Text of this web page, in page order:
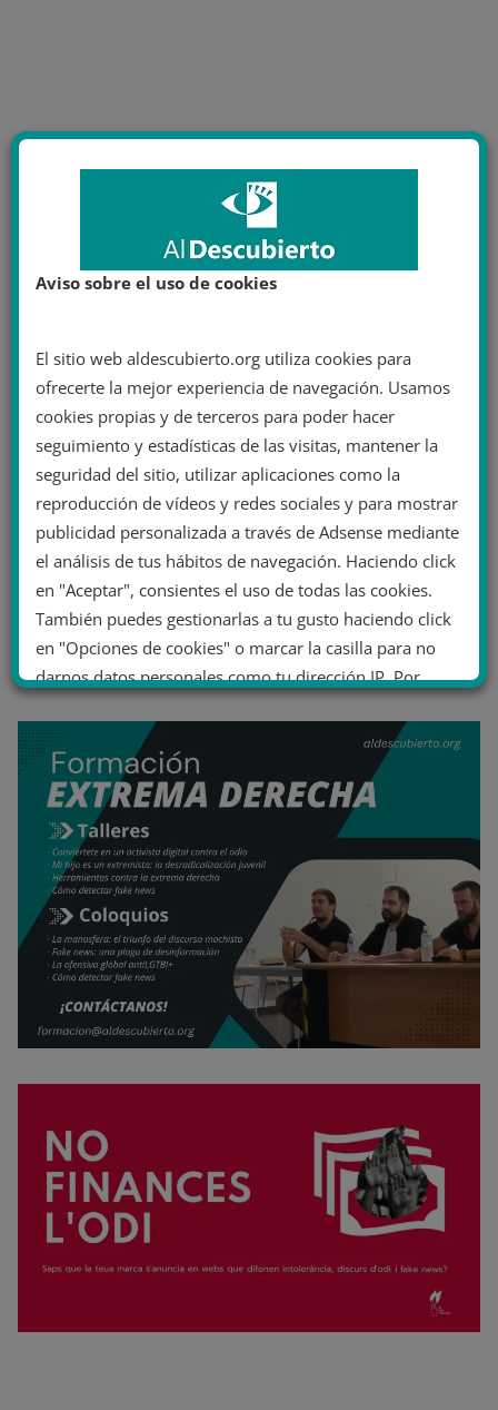
Aviso sobre el uso de cookies
El sitio web aldescubierto.org utiliza cookies para
ofrecerte la mejor experiencia de navegación. Usamos
cookies propias y de terceros para poder hacer
seguimiento y estadísticas de las visitas, mantener la
seguridad del sitio, utilizar aplicaciones como la
reproducción de vídeos y redes sociales y para mostrar
publicidad personalizada a través de Adsense mediante
el análisis de tus hábitos de navegación. Haciendo click
en "Aceptar", consientes el uso de todas las cookies.
También puedes gestionarlas a tu gusto haciendo click
en "Opciones de cookies" o marcar la casilla para no
darnos datos personales como tu dirección IP. Por
No dar mi información personal
Opciones de cookies
Rechazar cookies Política de cookies